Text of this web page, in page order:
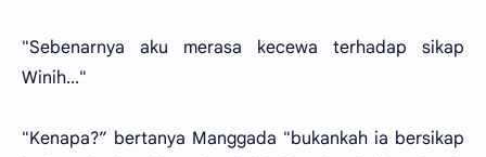
"Sebenarnya aku merasa kecewa terhadap sikap
Winih..."
"Kenapa?” bertanya Manggada "bukankah ia bersikap